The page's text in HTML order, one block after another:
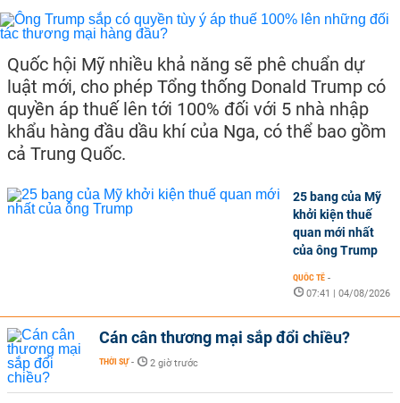
Quốc hội Mỹ nhiều khả năng sẽ phê chuẩn dự
luật mới, cho phép Tổng thống Donald Trump có
quyền áp thuế lên tới 100% đối với 5 nhà nhập
khẩu hàng đầu dầu khí của Nga, có thể bao gồm
cả Trung Quốc.
25 bang của Mỹ
khởi kiện thuế
quan mới nhất
của ông Trump
QUỐC TẾ -
07:41 | 04/08/2026
Cán cân thương mại sắp đổi chiều?
THỜI SỰ - 2 giờ trước